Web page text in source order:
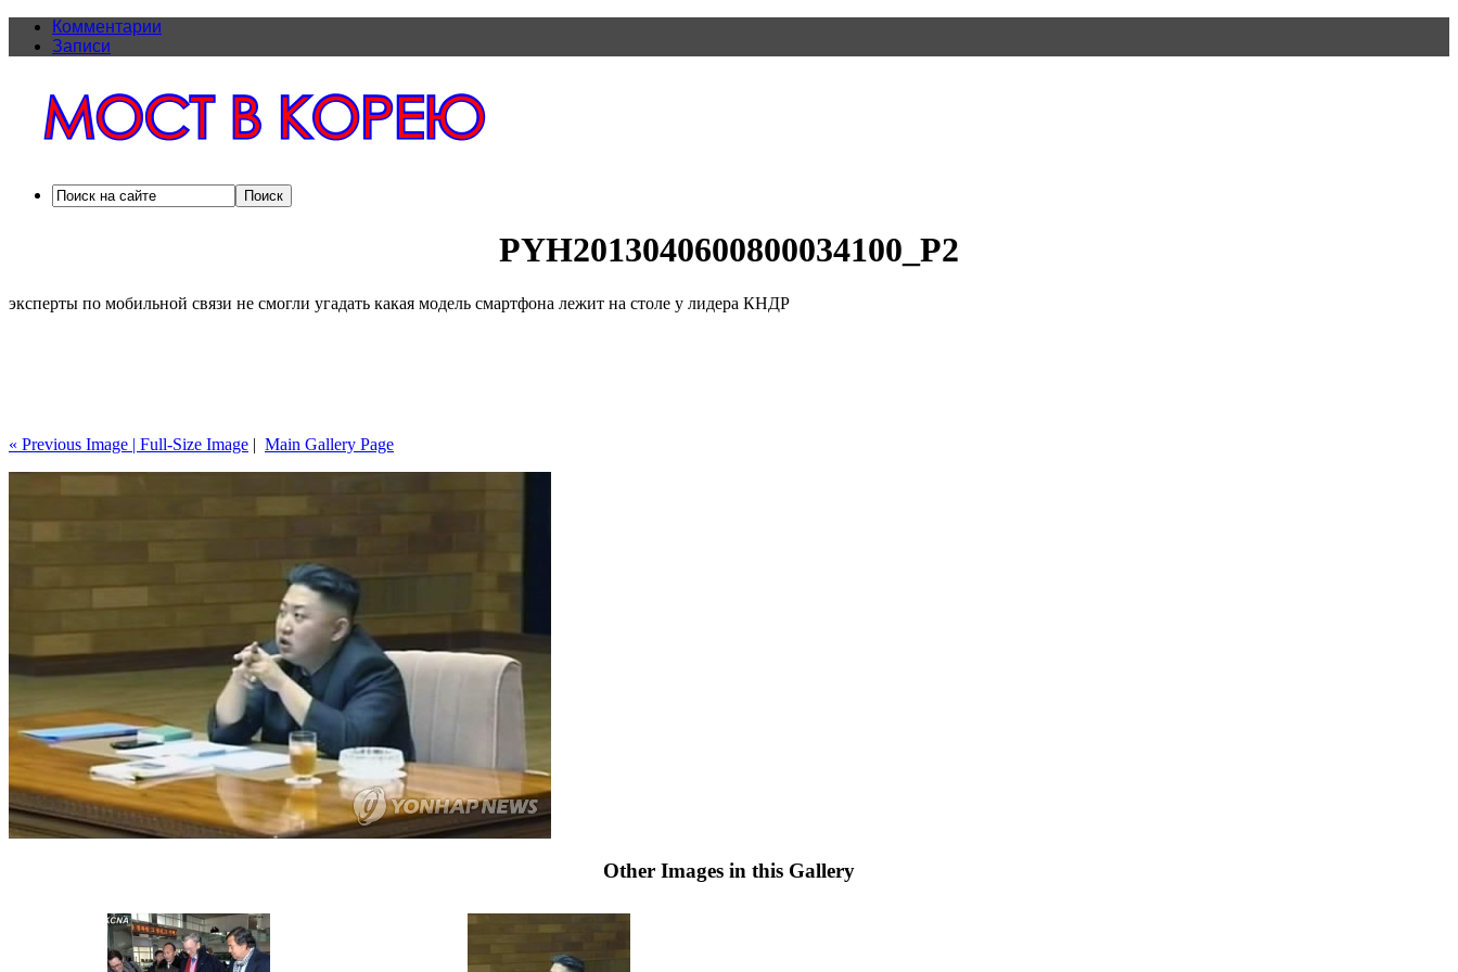
Комментарии
Записи
PYH2013040600800034100_P2
эксперты по мобильной связи не смогли угадать какая модель смартфона лежит на столе у лидера КНДР
« Previous Image | Full-Size Image | Main Gallery Page
Other Images in this Gallery